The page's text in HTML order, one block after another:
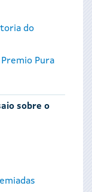
do
Pura
sobre o